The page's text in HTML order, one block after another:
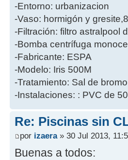
-Entorno: urbanizacion
-Vaso: hormigón y
-Filtración: filtro astralpool
-Bomba centrífuga
-Fabricante: ESPA
-Modelo: Iris 500M
-Tratamiento: Sal de
-Instalaciones: : PVC de
Re: Piscinas sin
por izaera» 30 Jul 2013,
Buenas a todos: